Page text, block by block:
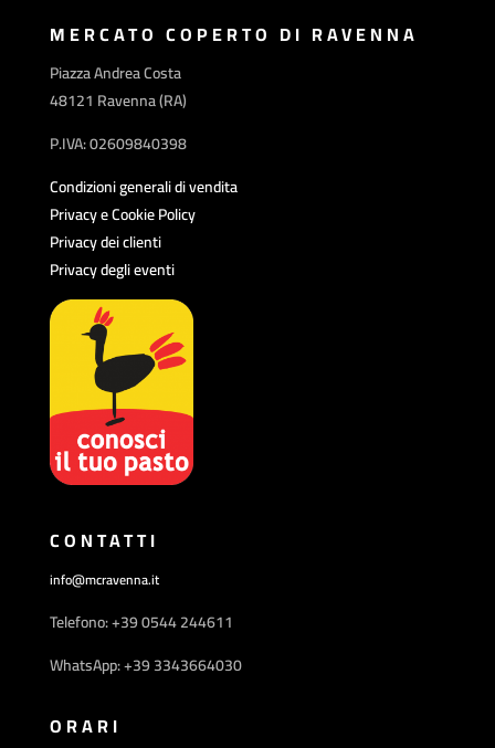
MERCATO COPERTO DI RAVENNA
Piazza Andrea Costa
48121 Ravenna (RA)
P.IVA: 02609840398
Condizioni generali di vendita
Privacy e Cookie Policy
Privacy dei clienti
Privacy degli eventi
CONTATTI
info@mcravenna.it
Telefono: +39 0544 244611
WhatsApp: +39 3343664030
ORARI